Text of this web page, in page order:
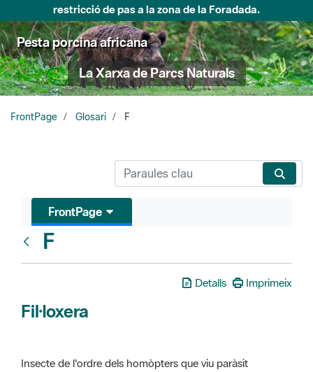
restricció de pas a la zona de la Foradada.
Pesta porcina africana
La Xarxa de Parcs Naturals
FrontPage Glosari F
FrontPage
F
Detalls Imprimeix
Fil·loxera
Insecte de l'ordre dels homòpters que viu paràsit